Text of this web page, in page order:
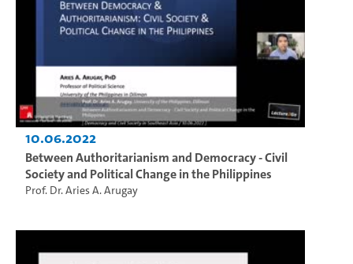
10.06.2022
Between Authoritarianism and Democracy - Civil
Society and Political Change in the Philippines
Prof. Dr. Aries A. Arugay